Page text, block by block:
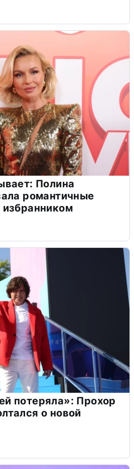
Полина
романтичные
потеряла»: Прохор
о новой